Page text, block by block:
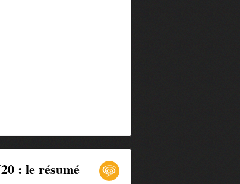
: le résumé